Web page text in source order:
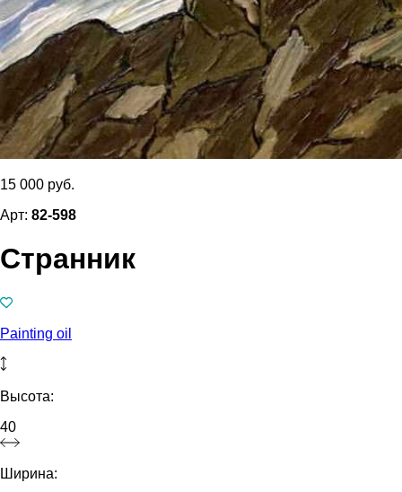
15 000 руб.
Арт: 82-598
Странник
Painting oil
Высота:
40
Ширина: